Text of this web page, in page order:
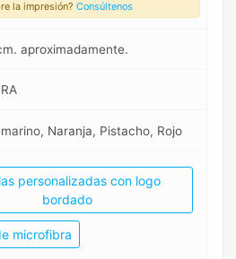
la impresión? Consúltenos
aproximadamente.
Naranja, Pistacho, Rojo
personalizadas con logo
bordado
microfibra